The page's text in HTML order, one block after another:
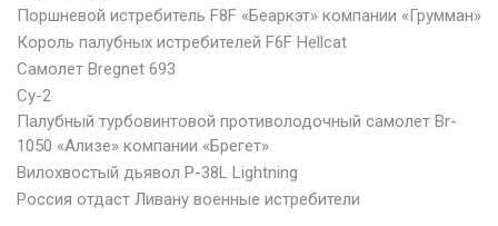
Поршневой истребитель F8F «Беаркэт» компании «Грумман»
Король палубных истребителей F6F Hellcat
Самолет Вregnet 693
Су-2
Палубный турбовинтовой противолодочный самолет Вr-
1050 «Ализе» компании «Брегет»
Вилохвостый дьявол P-38L Lightning
Россия отдаст Ливану военные истребители